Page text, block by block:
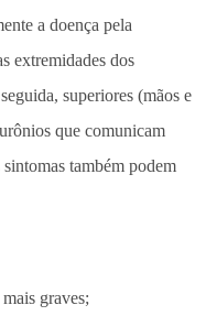
a doença pela
extremidades dos
superiores (mãos e
que comunicam
também podem
graves;